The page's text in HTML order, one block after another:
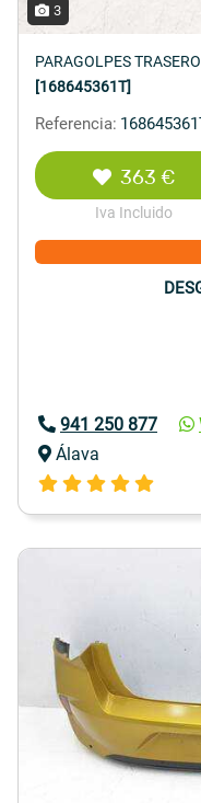
3
PARAGOLPES TRASERO
[168645361T]
Referencia:
363 €
Iva Incluido
941 250 877
Álava